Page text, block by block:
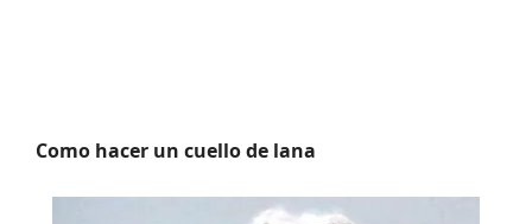
Como hacer un cuello de lana